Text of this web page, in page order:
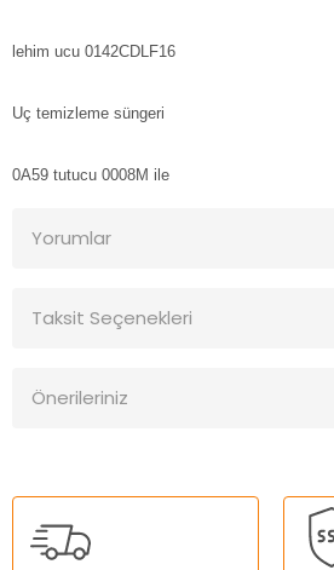
lehim ucu 0142CDLF16
Uç temizleme süngeri
0A59 tutucu 0008M ile
Yorumlar
Taksit Seçenekleri
Önerileriniz
kullanarak tarafımıza iletebilirsiniz.
Görüş ve önerileriniz için teşekkür ederiz.